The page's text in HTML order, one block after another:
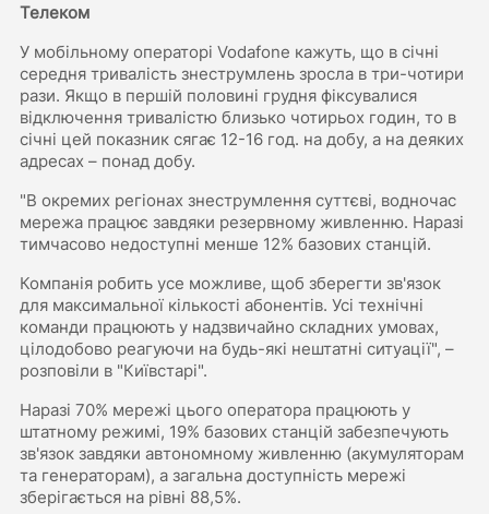
Телеком
У мобільному операторі Vodafone кажуть, що в січні
середня тривалість знеструмлень зросла в три-чотири
рази. Якщо в першій половині грудня фіксувалися
відключення тривалістю близько чотирьох годин, то в
січні цей показник сягає 12-16 год. на добу, а на деяких
адресах – понад добу.
"В окремих регіонах знеструмлення суттєві, водночас
мережа працює завдяки резервному живленню. Наразі
тимчасово недоступні менше 12% базових станцій.
Компанія робить усе можливе, щоб зберегти зв'язок
для максимальної кількості абонентів. Усі технічні
команди працюють у надзвичайно складних умовах,
цілодобово реагуючи на будь-які нештатні ситуації", –
розповіли в "Київстарі".
Наразі 70% мережі цього оператора працюють у
штатному режимі, 19% базових станцій забезпечують
зв'язок завдяки автономному живленню (акумуляторам
та генераторам), а загальна доступність мережі
зберігається на рівні 88,5%.